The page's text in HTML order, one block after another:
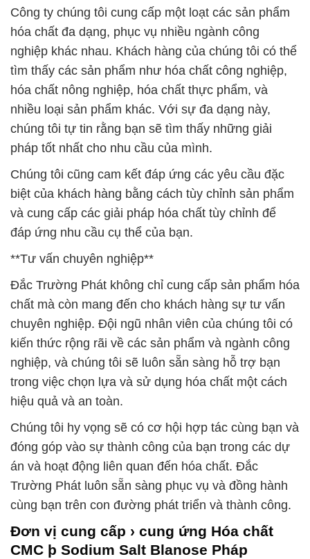
Công ty chúng tôi cung cấp một loạt các sản phẩm
hóa chất đa dạng, phục vụ nhiều ngành công
nghiệp khác nhau. Khách hàng của chúng tôi có thể
tìm thấy các sản phẩm như hóa chất công nghiệp,
hóa chất nông nghiệp, hóa chất thực phẩm, và
nhiều loại sản phẩm khác. Với sự đa dạng này,
chúng tôi tự tin rằng bạn sẽ tìm thấy những giải
pháp tốt nhất cho nhu cầu của mình.
Chúng tôi cũng cam kết đáp ứng các yêu cầu đặc
biệt của khách hàng bằng cách tùy chỉnh sản phẩm
và cung cấp các giải pháp hóa chất tùy chỉnh để
đáp ứng nhu cầu cụ thể của bạn.
**Tư vấn chuyên nghiệp**
Đắc Trường Phát không chỉ cung cấp sản phẩm hóa
chất mà còn mang đến cho khách hàng sự tư vấn
chuyên nghiệp. Đội ngũ nhân viên của chúng tôi có
kiến thức rộng rãi về các sản phẩm và ngành công
nghiệp, và chúng tôi sẽ luôn sẵn sàng hỗ trợ bạn
trong việc chọn lựa và sử dụng hóa chất một cách
hiệu quả và an toàn.
Chúng tôi hy vọng sẽ có cơ hội hợp tác cùng bạn và
đóng góp vào sự thành công của bạn trong các dự
án và hoạt động liên quan đến hóa chất. Đắc
Trường Phát luôn sẵn sàng phục vụ và đồng hành
cùng bạn trên con đường phát triển và thành công.
Đơn vị cung cấp › cung ứng Hóa chất
CMC þ Sodium Salt Blanose Pháp